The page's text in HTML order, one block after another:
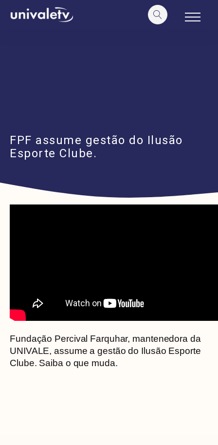
conteúdo
FPF assume gestão do Ilusão
Esporte Clube.
Fundação Percival Farquhar, mantenedora da
UNIVALE, assume a gestão do Ilusão Esporte
Clube. Saiba o que muda.